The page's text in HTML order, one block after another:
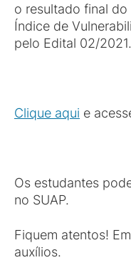
o resultado final
Índice de
pelo Edital 02/2021.
Clique aqui e
Os estudantes
no SUAP.
Fiquem atentos!
auxílios.